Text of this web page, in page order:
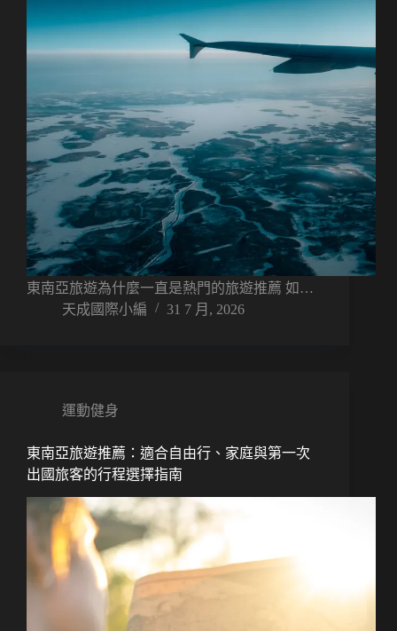
東南亞旅遊為什麼一直是熱門的旅遊推薦 如…
天成國際小編
31 7 月, 2026
運動健身
東南亞旅遊推薦：適合自由行、家庭與第一次
出國旅客的行程選擇指南